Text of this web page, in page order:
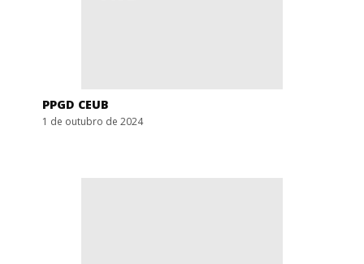
PPGD CEUB
1 de outubro de 2024